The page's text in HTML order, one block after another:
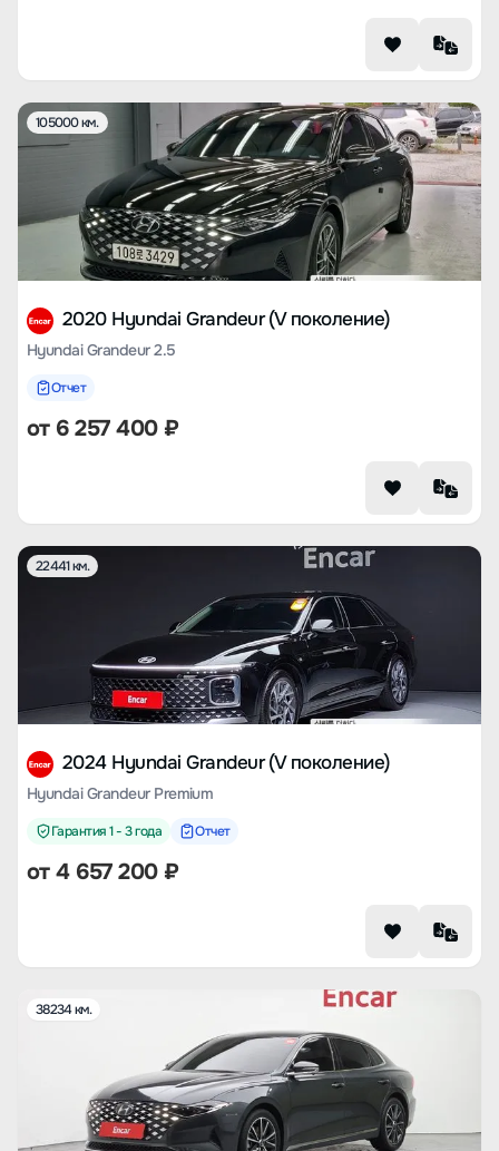
105000 км.
2020 Hyundai Grandeur (V поколение)
Hyundai Grandeur 2.5
Отчет
от 6 257 400₽
22441 км.
2024 Hyundai Grandeur (V поколение)
Hyundai Grandeur Premium
Гарантия 1 - 3 года Отчет
от4 657 200₽
38234 км.